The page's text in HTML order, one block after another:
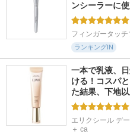
ンシーラーに
フィンガータッチ
ランキングIN
一本で乳液、
ける！コスパ
た結果、下地
エリクシール デ
＋ ca